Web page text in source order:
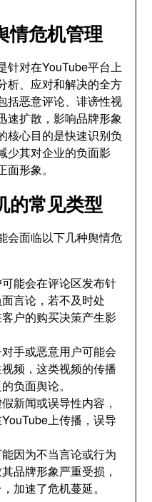
情危机管理
针对在YouTube平台上
析、应对和解决的全方
括恶意评论、诽谤性视
速扩散，影响品牌形象
核心目的是快速识别负
少其对企业的负面影
形象。
的常见类型
会面临以下几种舆情危
能会在评论区发布针
言论，若不及时处
户的购买决策产生影
手或恶意用户可能会
频，这类视频的传播
负面舆论。
新闻或误导性内容，
上传播，误导
因为不当言论或行为
品牌形象严重受损，
加速了危机蔓延。